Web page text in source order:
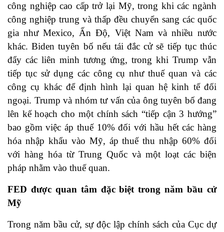
công nghiệp cao cấp trở lại Mỹ, trong khi các ngành
công nghiệp trung và thấp đều chuyển sang các quốc
gia như Mexico, Ấn Độ, Việt Nam và nhiều nước
khác. Biden tuyên bố nếu tái đắc cử sẽ tiếp tục thúc
đẩy các liên minh tương ứng, trong khi Trump vẫn
tiếp tục sử dụng các công cụ như thuế quan và các
công cụ khác để định hình lại quan hệ kinh tế đối
ngoại. Trump và nhóm tư vấn của ông tuyên bố đang
lên kế hoạch cho một chính sách “tiếp cận 3 hướng”
bao gồm việc áp thuế 10% đối với hầu hết các hàng
hóa nhập khẩu vào Mỹ, áp thuế thu nhập 60% đối
với hàng hóa từ Trung Quốc và một loạt các biện
pháp nhằm vào thuế quan.
FED được quan tâm đặc biệt trong năm bầu cử
Mỹ
Trong năm bầu cử, sự độc lập chính sách của Cục dự